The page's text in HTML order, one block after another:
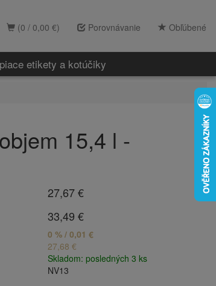
(0 / 0,00 €) Porovnávanie Obľúbené
etikety a kotúčiky
15,4 l -
27,67 €
33,49 €
0 % / 0,01 €
27,68 €
Skladom: posledných 3 ks
NV13